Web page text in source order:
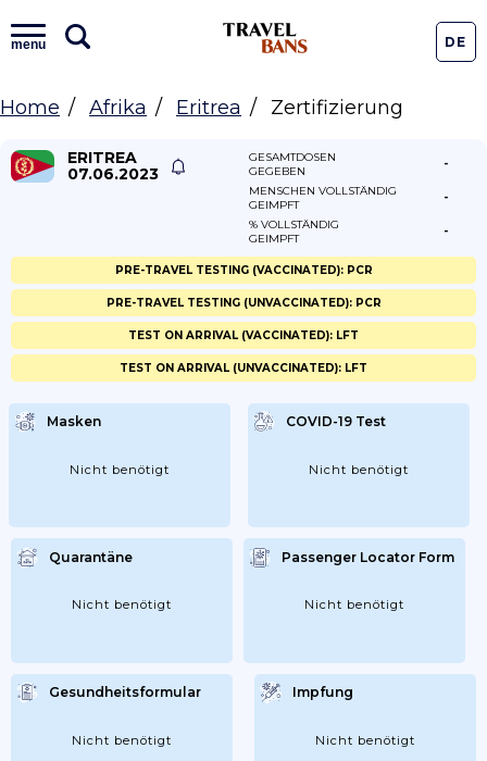
menu DE
Home Afrika Eritrea Zertifizierung
ERITREA
07.06.2023
GESAMTDOSEN
GEGEBEN
-
MENSCHEN VOLLSTÄNDIG
GEIMPFT
-
% VOLLSTÄNDIG
GEIMPFT
-
Masken
Nicht benötigt
COVID-19 Test
Nicht benötigt
Quarantäne
Nicht benötigt
Passenger Locator Form
Nicht benötigt
Gesundheitsformular
Nicht benötigt
Impfung
Nicht benötigt
PRE-TRAVEL TESTING (VACCINATED): PCR
PRE-TRAVEL TESTING (UNVACCINATED): PCR
TEST ON ARRIVAL (VACCINATED): LFT
TEST ON ARRIVAL (UNVACCINATED): LFT